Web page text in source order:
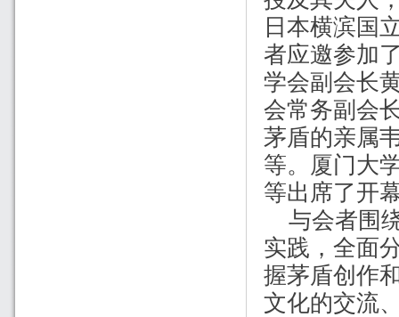
日本横滨国
者应邀参加
学会副会长
会常务副会
茅盾的亲属
等。厦门大
等出席了开
与会者围
实践，全面
握茅盾创作
文化的交流